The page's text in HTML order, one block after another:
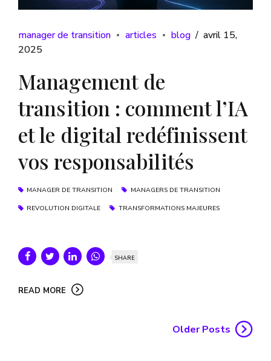
manager de transition articles blog
avril 15,
2025
Management de
transition : comment l’IA
et le digital redéfinissent
vos responsabilités
MANAGER DE TRANSITION
MANAGERS DE TRANSITION
REVOLUTION DIGITALE
TRANSFORMATIONS MAJEURES
SHARE
READ MORE
Older Posts